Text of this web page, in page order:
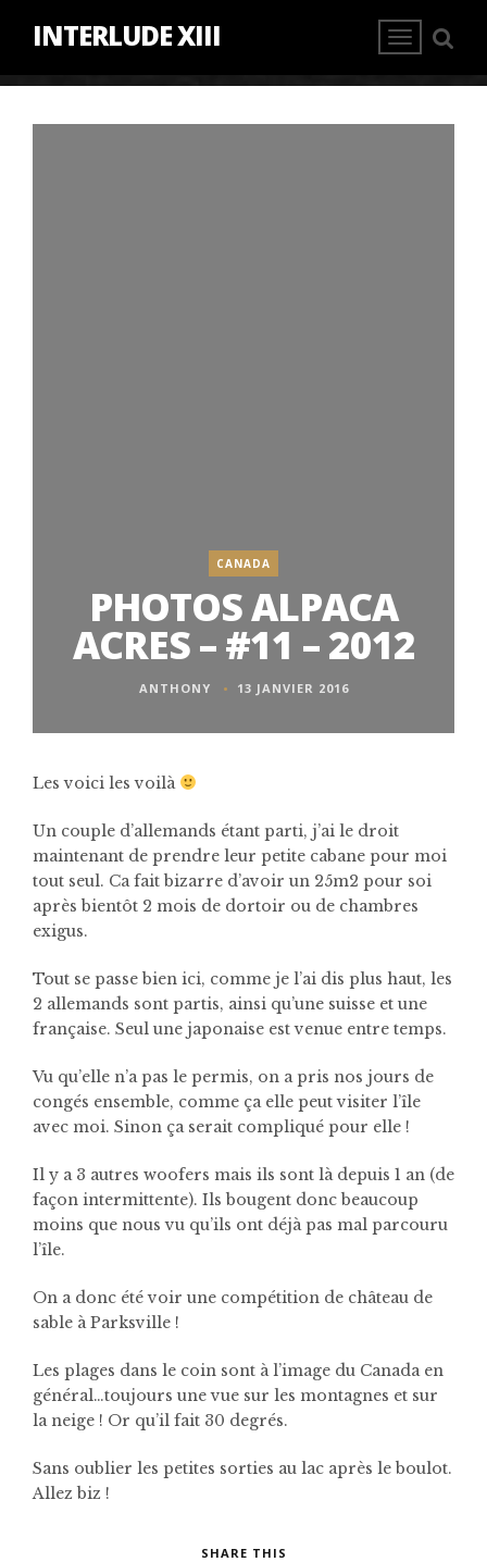
INTERLUDE XIII
CANADA
PHOTOS ALPACA
ACRES – #11 – 2012
ANTHONY 13 JANVIER 2016
Les voici les voilà
Un couple d’allemands étant parti, j’ai le droit
maintenant de prendre leur petite cabane pour moi
tout seul. Ca fait bizarre d’avoir un 25m2 pour soi
après bientôt 2 mois de dortoir ou de chambres
exigus.
Tout se passe bien ici, comme je l’ai dis plus haut, les
2 allemands sont partis, ainsi qu’une suisse et une
française. Seul une japonaise est venue entre temps.
Vu qu’elle n’a pas le permis, on a pris nos jours de
congés ensemble, comme ça elle peut visiter l’île
avec moi. Sinon ça serait compliqué pour elle !
Il y a 3 autres woofers mais ils sont là depuis 1 an (de
façon intermittente). Ils bougent donc beaucoup
moins que nous vu qu’ils ont déjà pas mal parcouru
l’île.
On a donc été voir une compétition de château de
sable à Parksville !
Les plages dans le coin sont à l’image du Canada en
général…toujours une vue sur les montagnes et sur
la neige ! Or qu’il fait 30 degrés.
Sans oublier les petites sorties au lac après le boulot.
Allez biz !
SHARE THIS